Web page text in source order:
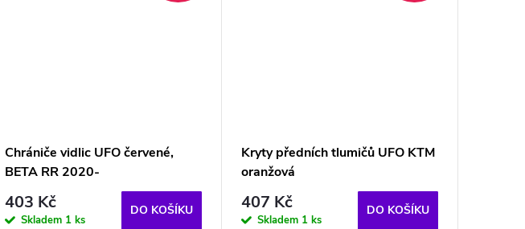
Chrániče vidlic UFO červené,
BETA RR 2020-
403 Kč
Skladem 1 ks
DO KOŠÍKU
Kryty předních tlumičů UFO KTM
oranžová
407 Kč
Skladem 1 ks
DO KOŠÍKU